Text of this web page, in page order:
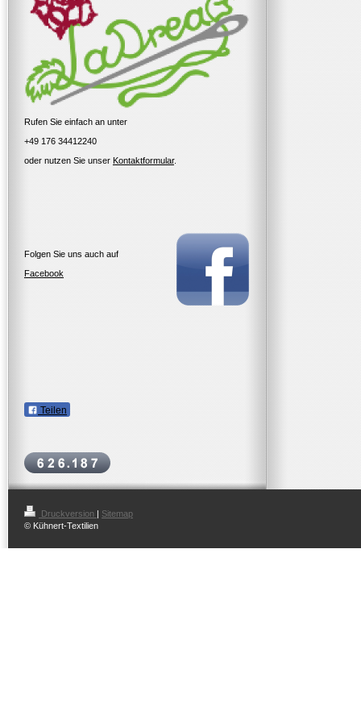
Rufen Sie einfach an unter
+49 176 34412240
oder nutzen Sie unserKontaktformular.
Folgen Sie uns auch auf
Facebook
Teilen
Druckversion | Sitemap
© Kühnert-Textilien